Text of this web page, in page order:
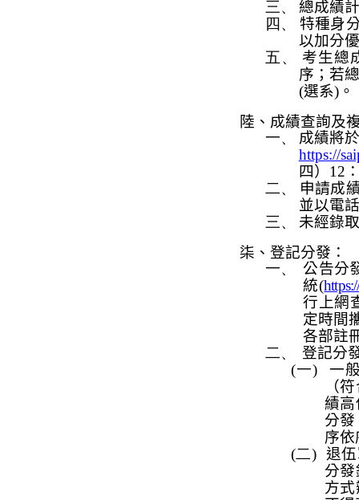
三、
總成績
四、
特種身
以加分
五、
考生總
序；若
(選系)。
陸、成績查詢及
一、
成績將於
https://
四） 12
二、
申請成
並以電
三、
未經錄
柒 、登記分發：
一、
公告分
統(
行上網
定時間
各部註
二、
登記分
(一)
一
（
績
分
序依
(二) 退
分
方